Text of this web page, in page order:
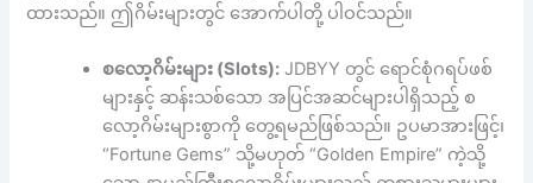
ထားသည်။ ဤဂိမ်းများတွင် အောက်ပါတို့ ပါဝင်သည်။
စလော့ဂိမ်းများ (Slots): JDBYY တွင် ရောင်စုံဂရပ်ဖစ်
များနှင့် ဆန်းသစ်သော အပြင်အဆင်များပါရှိသည့် စ
လော့ဂိမ်းများစွာကို တွေ့ရမည်ဖြစ်သည်။ ဥပမာအားဖြင့်၊
“Fortune Gems” သို့မဟုတ် “Golden Empire” ကဲ့သို့